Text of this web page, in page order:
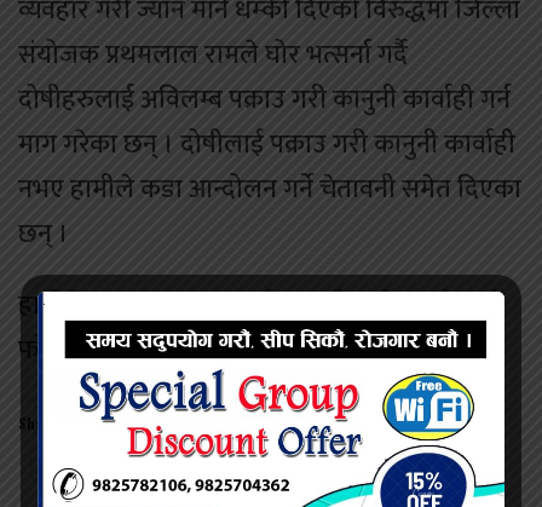
व्यवहार गरी ज्यान मार्ने धम्की दिएको विरुद्धमा जिल्ला
संयोजक प्रथमलाल रामले घोर भत्सर्ना गर्दै
दोषीहरुलाई अविलम्ब पक्राउ गरी कानुनी कार्वाही गर्न
माग गरेका छन् । दोषीलाई पक्राउ गरी कानुनी कार्वाही
नभए हामीले कडा आन्दोलन गर्ने चेतावनी समेत दिएका
छन् ।
हामीले थप कुरा बुझ्न स्थानीय प्रहरीलाई सम्पर्क गर्दा
फोन सम्पर्क हुन सकेन ।
Share this:
Twitter Facebook